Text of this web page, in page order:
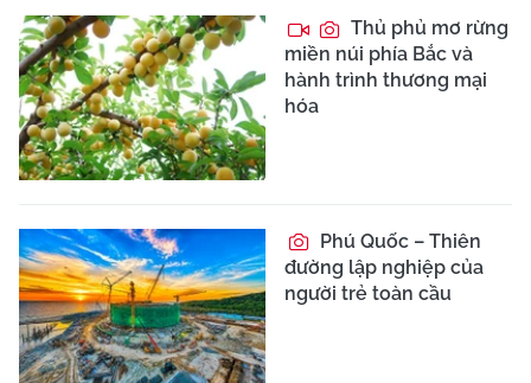
Thủ phủ mơ rừng
miền núi phía Bắc và
hành trình thương mại
hóa
Phú Quốc – Thiên
đường lập nghiệp của
người trẻ toàn cầu